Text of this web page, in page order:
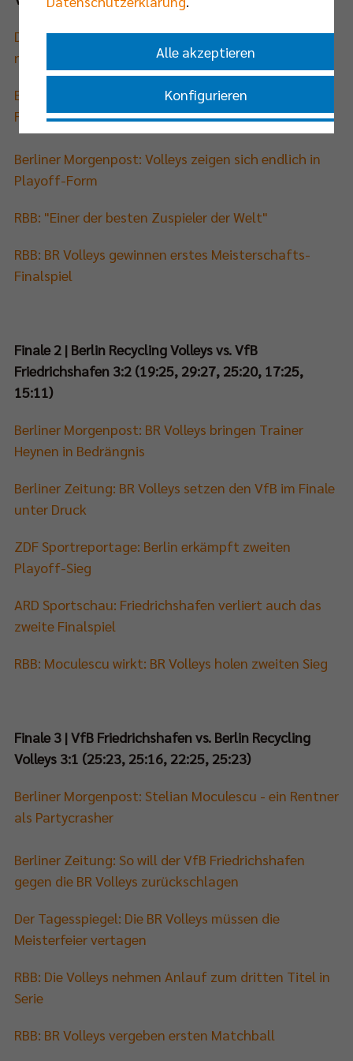
Der Tagesspiegel:Warum die BR Volleys dieses Mal
nicht Meister werden
Berliner Zeitung: Felix Fischer ist gespannt auf das
Finale gegen Friedrichshafen
Berliner Morgenpost: Volleys zeigen sich endlich in
Playoff-Form
RBB: "Einer der besten Zuspieler der Welt"
RBB: BR Volleys gewinnen erstes Meisterschafts-
Finalspiel
Finale 2 | Berlin Recycling Volleys vs. VfB
Friedrichshafen 3:2 (19:25, 29:27, 25:20, 17:25,
15:11)
Berliner Morgenpost: BR Volleys bringen Trainer
Heynen in Bedrängnis
Berliner Zeitung: BR Volleys setzen den VfB im Finale
unter Druck
ZDF Sportreportage: Berlin erkämpft zweiten
Playoff-Sieg
ARD Sportschau: Friedrichshafen verliert auch das
zweite Finalspiel
RBB: Moculescu wirkt: BR Volleys holen zweiten Sieg
Finale 3 | VfB Friedrichshafen vs. Berlin Recycling
Volleys 3:1 (25:23, 25:16, 22:25, 25:23)
Berliner Morgenpost: Stelian Moculescu - ein Rentner
als Partycrasher
Berliner Zeitung: So will der VfB Friedrichshafen
gegen die BR Volleys zurückschlagen
Der Tagesspiegel: Die BR Volleys müssen die
Meisterfeier vertagen
RBB: Die Volleys nehmen Anlauf zum dritten Titel in
Serie
RBB: BR Volleys vergeben ersten Matchball
Alle akzeptieren
Konfigurieren
Nur essenzielle Cookies akzeptieren
Impressum